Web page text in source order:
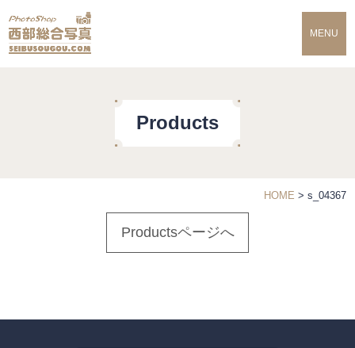
MENU
Products
HOME > s_04367
Productsページへ